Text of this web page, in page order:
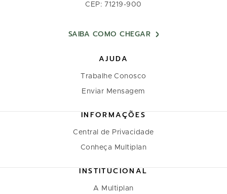
CEP: 71219-900
SAIBA COMO CHEGAR
AJUDA
Trabalhe Conosco
Enviar Mensagem
INFORMAÇÕES
Central de Privacidade
Conheça Multiplan
INSTITUCIONAL
A Multiplan